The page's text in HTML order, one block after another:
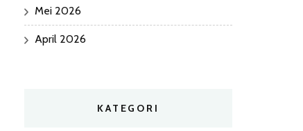
Mei 2026
April 2026
KATEGORI